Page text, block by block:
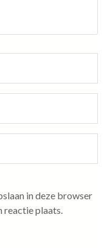
in deze browser
reactie plaats.